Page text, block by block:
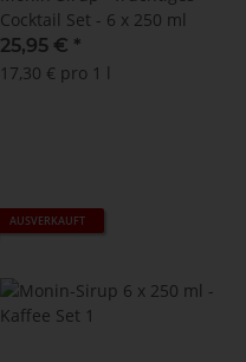
Cocktail Set - 6 x 250 ml
25,95 € *
17,30 € pro 1 l
AUSVERKAUFT